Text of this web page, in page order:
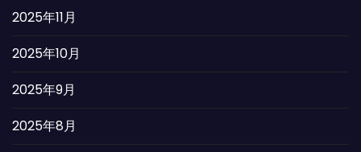
2025年11月
2025年10月
2025年9月
2025年8月